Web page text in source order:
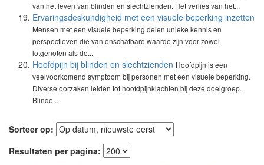
van het leven van blinden en slechtzienden. Het verlies van het...
Ervaringsdeskundigheid met een visuele beperking inzetten
Mensen met een visuele beperking delen unieke kennis en
perspectieven die van onschatbare waarde zijn voor zowel
lotgenoten als de...
Hoofdpijn bij blinden en slechtzienden Hoofdpijn is een
veelvoorkomend symptoom bij personen met een visuele beperking.
Diverse oorzaken leiden tot hoofdpijnklachten bij deze doelgroep.
Blinde...
Sorteer op:
Resultaten per pagina: